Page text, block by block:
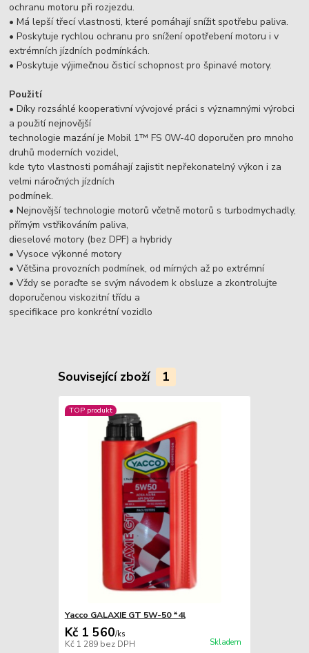
ochranu motoru při rozjezdu.
• Má lepší třecí vlastnosti, které pomáhají snížit spotřebu paliva.
• Poskytuje rychlou ochranu pro snížení opotřebení motoru i v
extrémních jízdních podmínkách.
• Poskytuje výjimečnou čisticí schopnost pro špinavé motory.
Použití
• Díky rozsáhlé kooperativní vývojové práci s významnými výrobci
a použití nejnovější
technologie mazání je Mobil 1™ FS 0W-40 doporučen pro mnoho
druhů moderních vozidel,
kde tyto vlastnosti pomáhají zajistit nepřekonatelný výkon i za
velmi náročných jízdních
podmínek.
• Nejnovější technologie motorů včetně motorů s turbodmychadly,
přímým vstřikováním paliva,
dieselové motory (bez DPF) a hybridy
• Vysoce výkonné motory
• Většina provozních podmínek, od mírných až po extrémní
• Vždy se poraďte se svým návodem k obsluze a zkontrolujte
doporučenou viskozitní třídu a
specifikace pro konkrétní vozidlo
Související zboží 1
TOP produkt
Yacco GALAXIE GT 5W-50 *4l
Kč 1 560/ks
Kč 1 289 bez DPH Skladem